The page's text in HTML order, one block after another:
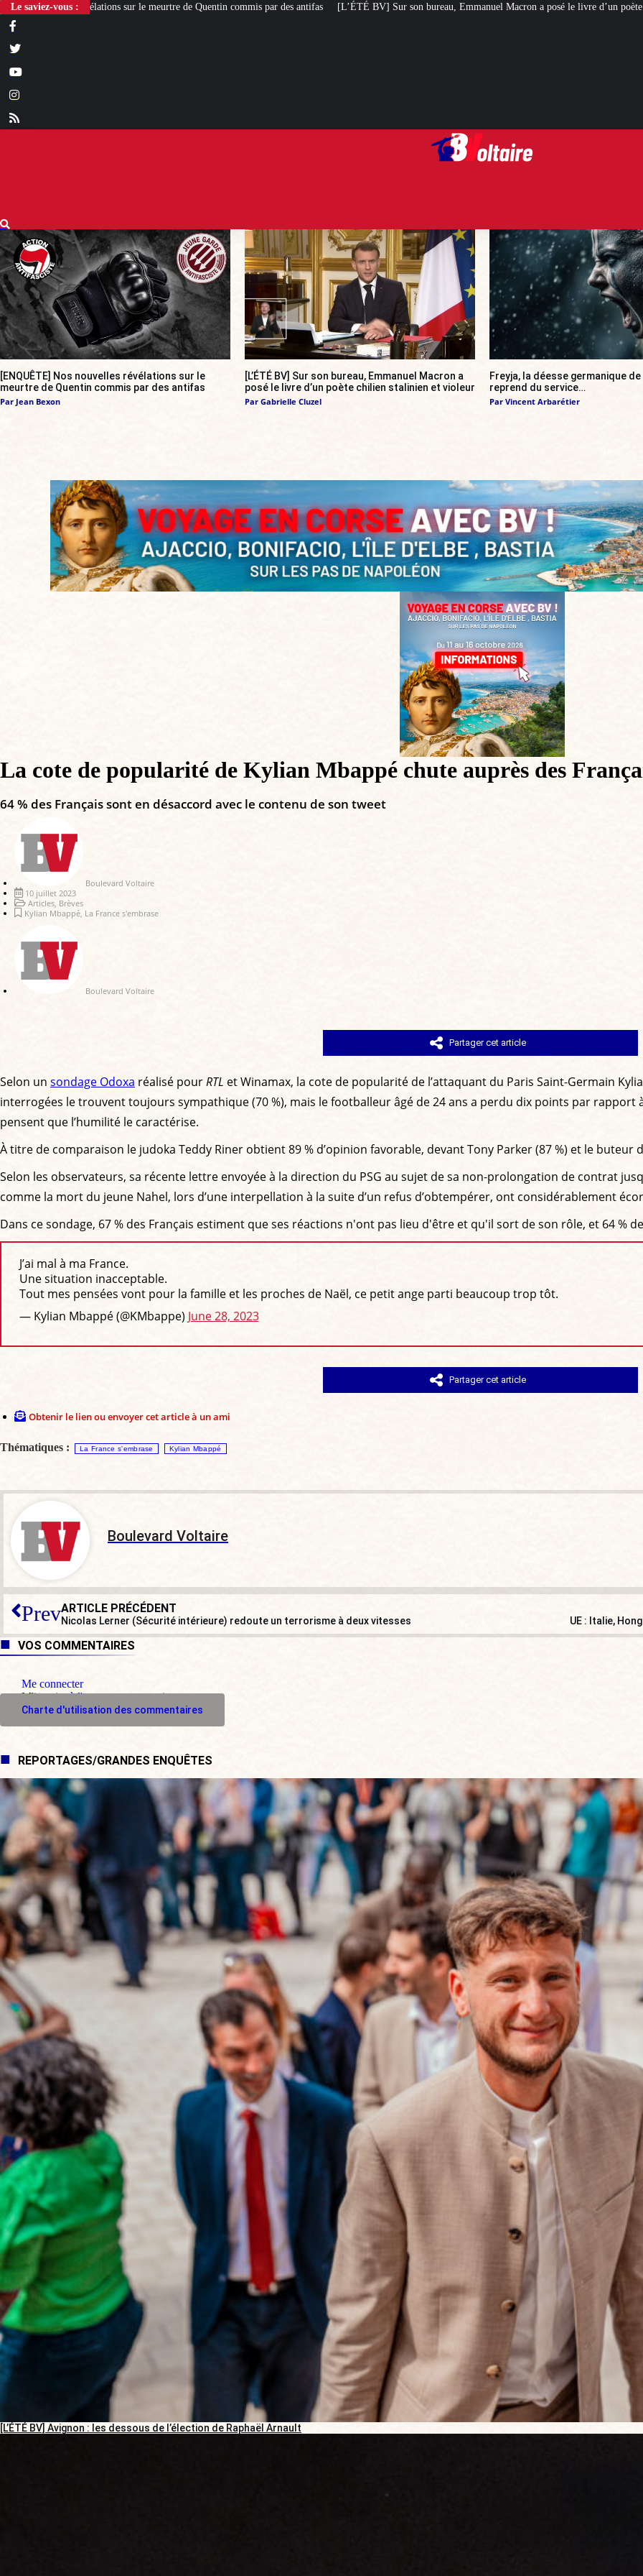
Le saviez-vous :
le meurtre de Quentin commis par des antifas [L’ÉTÉ BV] Sur son bureau, Emmanuel Macron a posé le livre d’un poète chilien stalinien et violeur
[ENQUÊTE] Nos nouvelles révélations sur le
meurtre de Quentin commis par des antifas
Par Jean Bexon
[L’ÉTÉ BV] Sur son bureau, Emmanuel Macron a
posé le livre d’un poète chilien stalinien et violeur
Par Gabrielle Cluzel
Freyja, la déesse germanique
reprend du service…
Par Vincent Arbarétier
La cote de popularité de Kylian Mbappé chute auprès des
64 % des Français sont en désaccord avec le contenu de son tweet
Boulevard Voltaire
10 juillet 2023
Articles Brèves
Kylian Mbappé La France s'embrase
Boulevard Voltaire
Partager cet article
Selon un sondage Odoxa réalisé pourRTL et Winamax, la cote de popularité de l’attaquant du Paris Saint-Germain
interrogées le trouvent toujours sympathique (70 %), mais le footballeur âgé de 24 ans a perdu dix points par rapport
pensent que l’humilité le caractérise.
À titre de comparaison le judoka Teddy Riner obtient 89 % d’opinion favorable, devant Tony Parker (87 %) et le buteur
Selon les observateurs, sa récente lettre envoyée à la direction du PSG au sujet de sa non-prolongation de contrat
comme la mort du jeune Nahel, lors d’une interpellation à la suite d’un refus d’obtempérer, ont considérablement
Dans ce sondage, 67 % des Français estiment que ses réactions n'ont pas lieu d'être et qu'il sort de son rôle, et 64 %
J’ai mal à ma France.
Une situation inacceptable.
Tout mes pensées vont pour la famille et les proches de Naël, ce petit ange parti beaucoup trop tôt.
— Kylian Mbappé (@KMbappe) June 28, 2023
Partager cet article
Obtenir le lien ou envoyer cet article à un ami
Thématiques : La France s'embrase Kylian Mbappé
Boulevard Voltaire
PrevARTICLE PRÉCÉDENT
Nicolas Lerner (Sécurité intérieure) redoute un terrorisme à deux vitesses UE : Italie,
VOS COMMENTAIRES
Me connecter
M'inscrire à l'espace commentaire
Charte d'utilisation des commentaires
REPORTAGES/GRANDES ENQUÊTES
[L’ÉTÉ BV] Avignon : les dessous de l’élection de Raphaël Arnault